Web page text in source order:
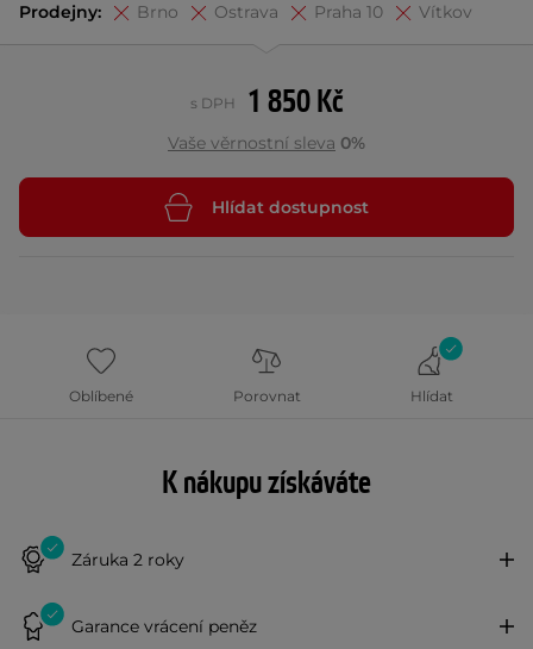
Prodejny: Brno Ostrava Praha 10 Vítkov
1 850 Kč
s DPH
Vaše věrnostní sleva 0%
Hlídat dostupnost
Oblíbené Porovnat Hlídat
K nákupu získáváte
Záruka 2 roky
Garance vrácení peněz